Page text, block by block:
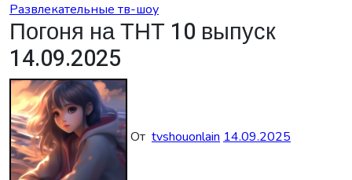
Развлекательные тв-шоу
Погоня на ТНТ 10 выпуск
14.09.2025
От tvshouonlain 14.09.2025